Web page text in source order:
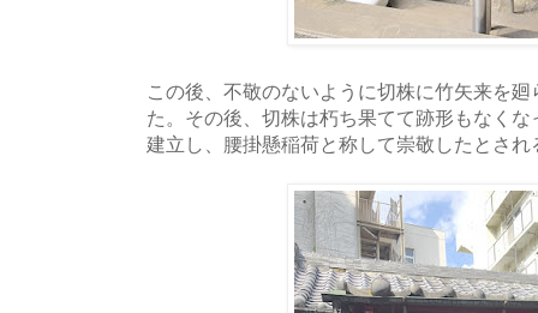
この後、不敬のないように切株に竹矢来を
た。その後、切株は朽ち果てて跡形もなく
建立し、腰掛懸稲荷と称して崇敬したとされ